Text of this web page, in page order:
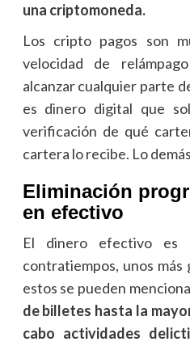
una criptomoneda.
Los cripto pagos son
velocidad de
alcanzar cualquier parte
es dinero digital que
verificación de qué
cartera lo recibe. Lo
Eliminación
en efectivo
El dinero efectivo es
contratiempos, unos
estos se pueden
de billetes hasta la
cabo actividades